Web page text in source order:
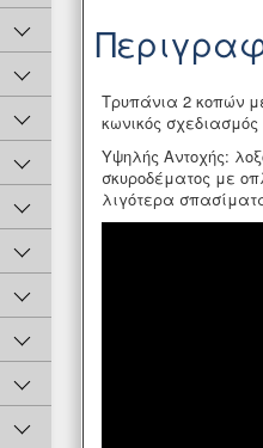
Τρυπάνια 2 κοπών
κωνικός
Υψηλής Αντοχής:
σκυροδέματος με
λιγότερα